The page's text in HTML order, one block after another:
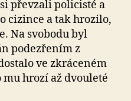
převzali policisté a
cizince a tak hrozilo,
Na svobodu byl
podezřením z
ve zkráceném
hrozí až dvouleté